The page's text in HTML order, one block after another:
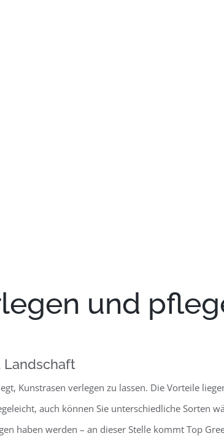
und
Landschaft
Kunstrasen verlegen zu lassen. Die Vorteile
auch können Sie unterschiedliche Sorten
haben werden – an dieser Stelle kommt Top